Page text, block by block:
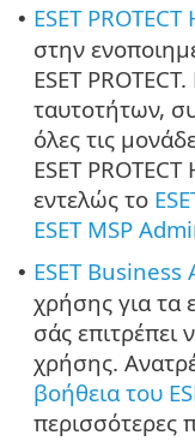
• ESET
στην
ESET
ταυτοτήτων,
όλες τις
ESET
εντελώς το
ESET MSP
• ESET Business
χρήσης για τα
σάς επιτρέπει
χρήσης.
βοήθεια του
περισσότερες